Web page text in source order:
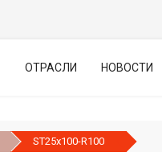
ОТРАСЛИ НОВОСТИ
ST25х100-R100